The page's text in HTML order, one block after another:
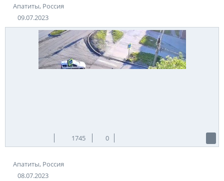
Апатиты, Россия
09.07.2023
1745 0
Апатиты, Россия
08.07.2023